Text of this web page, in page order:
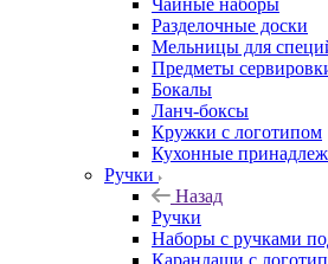
Чайные наборы
Разделочные доски
Мельницы для
Предметы
Бокалы
Ланч-боксы
Кружки с логотипом
Кухонные
Ручки
Назад
Ручки
Наборы с ручками
Карандаши с